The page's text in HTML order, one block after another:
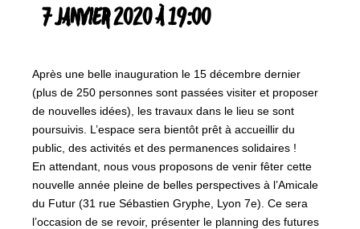
7 JANVIER 2020 À 19:00
Après une belle inauguration le 15 décembre dernier
(plus de 250 personnes sont passées visiter et proposer
de nouvelles idées), les travaux dans le lieu se sont
poursuivis. L’espace sera bientôt prêt à accueillir du
public, des activités et des permanences solidaires !
En attendant, nous vous proposons de venir fêter cette
nouvelle année pleine de belles perspectives à l’Amicale
du Futur (31 rue Sébastien Gryphe, Lyon 7e). Ce sera
l’occasion de se revoir, présenter le planning des futures